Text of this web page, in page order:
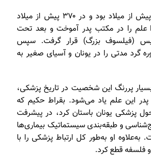
بقراط‌، زاده ۴۶۰ پیش از میلاد بود و در ۳۷۰ پیش از میلاد
علم را در مکتب پدر آموخت و بعد تحت
(فیلسوف بزرگ) قرار گرفت. سپس
گرد مدتی را در یونان و آسیای صغیر به
پررنگ این شخصیت در تاریخ پزشکی،
پدر این علم یاد می‌شود. بقراط حکیم که
پزشکی یونان باستان کرد، در پیشرفت
و طبقه‌بندی سیستماتیک بیماری‌ها
او به‌طور کل ارتباط پزشکی را با
فلسفه قطع کرد.